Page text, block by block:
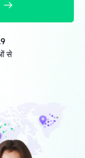
से